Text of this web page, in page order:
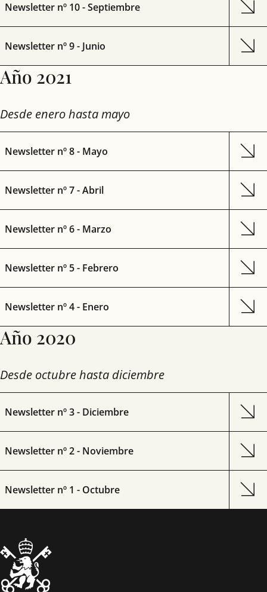
Newsletter nº 10 - Septiembre
Newsletter nº 9 - Junio
Año 2021
Desde enero hasta mayo
Newsletter nº 8 - Mayo
Newsletter nº 7 - Abril
Newsletter nº 6 - Marzo
Newsletter nº 5 - Febrero
Newsletter nº 4 - Enero
Año 2020
Desde octubre hasta diciembre
Newsletter nº 3 - Diciembre
Newsletter nº 2 - Noviembre
Newsletter nº 1 - Octubre